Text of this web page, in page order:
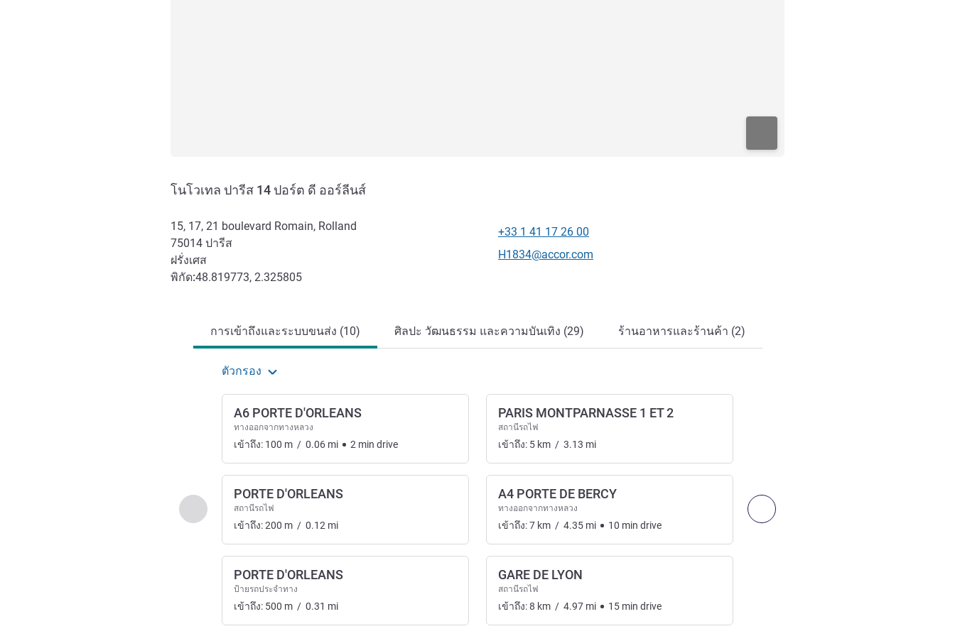
โนโวเทล ปารีส 14 ปอร์ต ดี ออร์ลีนส์
15, 17, 21 boulevard Romain, Rolland
75014 ปารีส
ฝรั่งเศส
พิกัด:48.819773, 2.325805
โทรศัพท์
+33 1 41 17 26 00
อีเมลติดต่อ
H1834@accor.com
การเข้าถึงและระบบขนส่ง (10) ศิลปะ วัฒนธรรม และความบันเทิง (29) ร้านอาหารและร้านค้า (2)
ตัวกรอง
ก่อนหน้า - การเข้าถึงและระบบขนส่ง ถัดไป - การเข้าถึงและระบบขนส่ง
A6 PORTE D'ORLEANS
ทางออกจากทางหลวง
เข้าถึง: 100 m / 0.06 mi 2 min drive
PORTE D'ORLEANS
สถานีรถไฟ
เข้าถึง:200 m / 0.12 mi
PORTE D'ORLEANS
ป้ายรถประจำทาง
เข้าถึง: 500 m / 0.31 mi
PARIS MONTPARNASSE 1 ET 2
สถานีรถไฟ
เข้าถึง: 5 km / 3.13 mi
A4 PORTE DE BERCY
ทางออกจากทางหลวง
เข้าถึง:7 km / 4.35 mi 10 min drive
GARE DE LYON
สถานีรถไฟ
เข้าถึง:8 km / 4.97 mi 15 min drive
EUROSTAR
สถานีรถไฟ
เข้าถึง: